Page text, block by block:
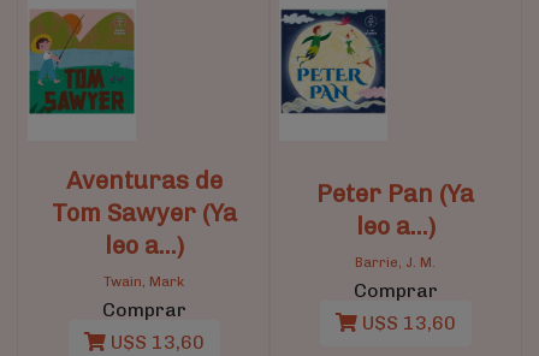
Aventuras de
Tom Sawyer (Ya
leo a...)
Twain, Mark
Comprar
U$S 13,60
Peter Pan (Ya
leo a...)
Barrie, J. M.
Comprar
U$S 13,60